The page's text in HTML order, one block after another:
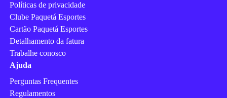
Políticas de privacidade
Clube Paquetá Esportes
Cartão Paquetá Esportes
Detalhamento da fatura
Trabalhe conosco
Ajuda
Perguntas Frequentes
Regulamentos